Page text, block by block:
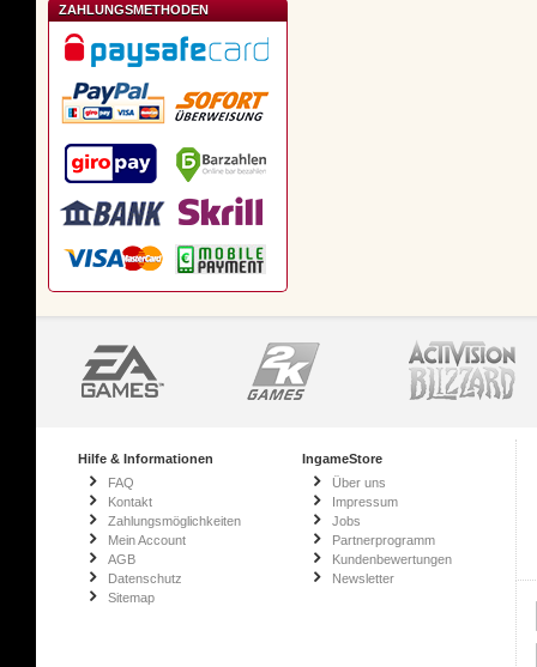
ZAHLUNGSMETHODEN
Hilfe & Informationen
FAQ
Kontakt
Zahlungsmöglichkeiten
Mein Account
AGB
Datenschutz
Sitemap
IngameStore
Über uns
Impressum
Jobs
Partnerprogramm
Kundenbewertungen
Newsletter